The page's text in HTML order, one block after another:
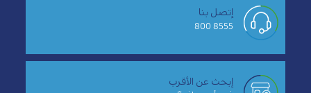
إتصل بنا
8555 800
إبحث عن الأقرب